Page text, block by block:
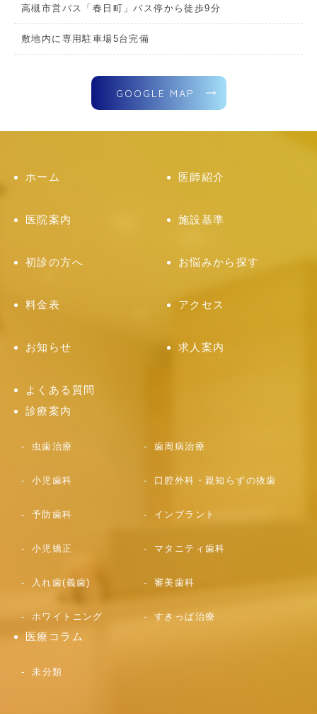
高槻市営バス「春日町」バス停から徒歩9分
敷地内に専用駐車場5台完備
GOOGLE MAP
ホーム 医師紹介
医院案内 施設基準
初診の方へ お悩みから探す
料金表 アクセス
お知らせ 求人案内
よくある質問
診療案内
虫歯治療 歯周病治療
小児歯科 口腔外科・親知らずの抜歯
予防歯科 インプラント
小児矯正 マタニティ歯科
入れ歯(義歯) 審美歯科
ホワイトニング すきっぱ治療
医療コラム
未分類